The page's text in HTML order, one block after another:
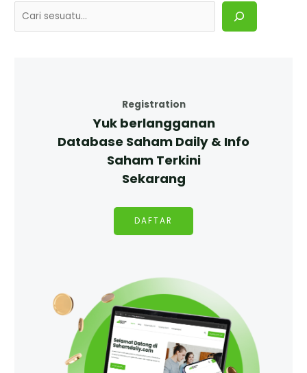
Registration
Yuk berlangganan
Database Saham Daily & Info
Saham Terkini
Sekarang
DAFTAR